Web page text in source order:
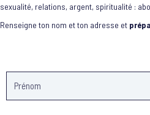
sexualité, relations, argent, spiritualité :
Renseigne ton nom et ton adresse et